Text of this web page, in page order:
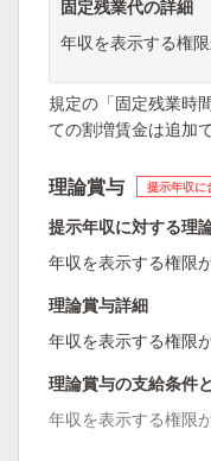
固定残業代の詳細
年収を表示する権
規定の「固定残業時
ての割増賃金は追加
理論賞与 提示年収に
提示年収に対する理
年収を表示する権限
理論賞与詳細
年収を表示する権限
理論賞与の支給条件
年収を表示する権限